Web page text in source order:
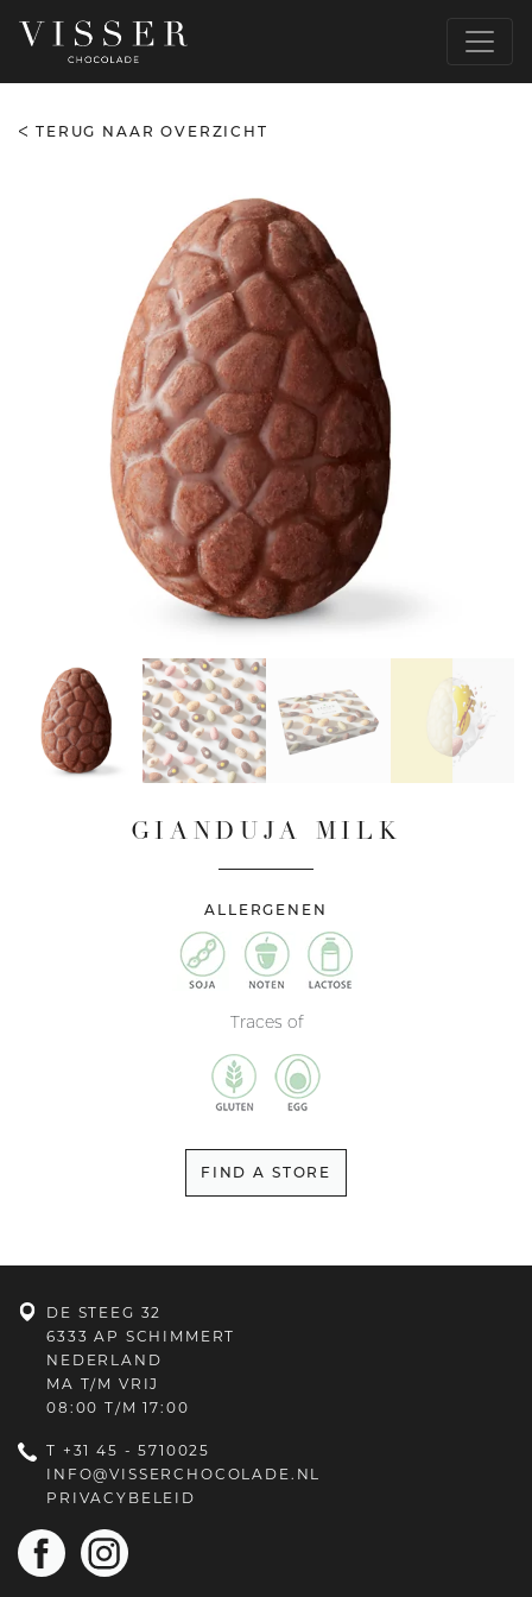
TERUG NAAR OVERZICHT
GIANDUJA MILK
ALLERGENEN
Traces of
FIND A STORE
DE STEEG 32
6333 AP SCHIMMERT
NEDERLAND
MA T/M VRIJ
08:00 T/M 17:00
T +31 45 - 5710025
INFO@VISSERCHOCOLADE.NL
PRIVACYBELEID